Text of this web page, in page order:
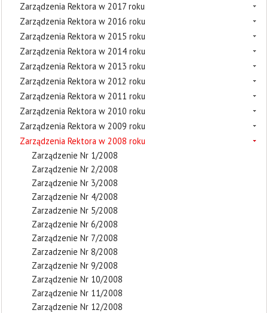
Zarządzenia Rektora w 2017 roku
Zarządzenia Rektora w 2016 roku
Zarządzenia Rektora w 2015 roku
Zarządzenia Rektora w 2014 roku
Zarządzenia Rektora w 2013 roku
Zarządzenia Rektora w 2012 roku
Zarządzenia Rektora w 2011 roku
Zarządzenia Rektora w 2010 roku
Zarządzenia Rektora w 2009 roku
Zarządzenia Rektora w 2008 roku
Zarządzenie Nr 1/2008
Zarządzenie Nr 2/2008
Zarządzenie Nr 3/2008
Zarządzenie Nr 4/2008
Zarzadzenie Nr 5/2008
Zarządzenie Nr 6/2008
Zarządzenie Nr 7/2008
Zarzadzenie Nr 8/2008
Zarządzenie Nr 9/2008
Zarządzenie Nr 10/2008
Zarządzenie Nr 11/2008
Zarządzenie Nr 12/2008